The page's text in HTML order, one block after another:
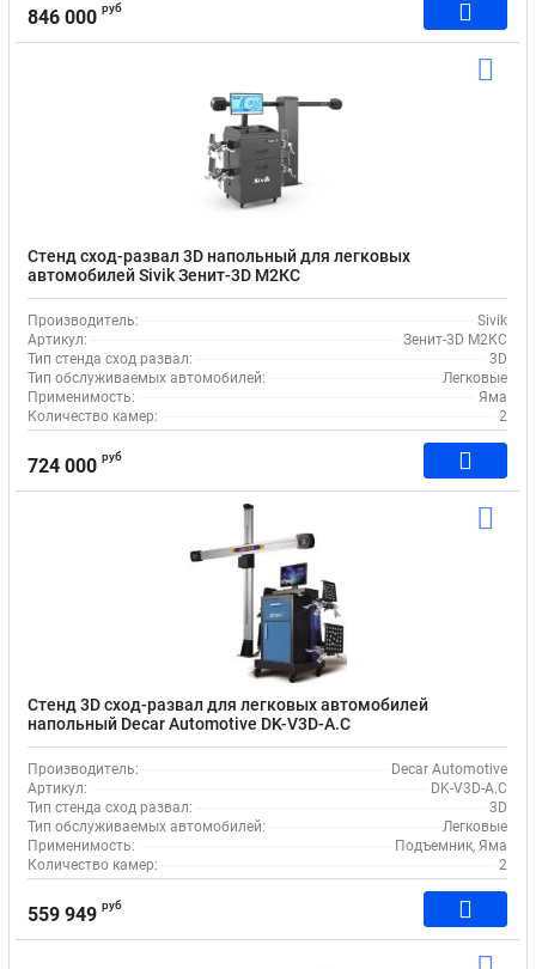
846 000 руб
Стенд сход-развал 3D напольный для легковых
автомобилей Sivik Зенит-3D М2КС
Производитель:
Sivik
Артикул:
Зенит-3D М2КС
Тип стенда сход развал:
3D
Тип обслуживаемых автомобилей:
Легковые
Применимость:
Яма
Количество камер:
2
724 000 руб
Стенд 3D сход-развал для легковых автомобилей
напольный Decar Automotive DK-V3D-A.C
Производитель:
Decar Automotive
Артикул:
DK-V3D-A.C
Тип стенда сход развал:
3D
Тип обслуживаемых автомобилей:
Легковые
Применимость:
Подъемник, Яма
Количество камер:
2
559 949 руб